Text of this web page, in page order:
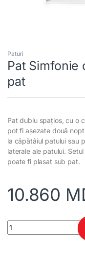
Paturi
Pat Simfonie
pat
Pat dublu spațios, cu o
pot fi așezate două
la căpătâiul patului sau
laterale ale patului.
poate fi plasat sub pat.
10.860
Pat Simfonie cu